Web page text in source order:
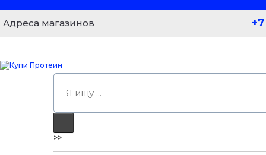
Адреса магазинов
>>